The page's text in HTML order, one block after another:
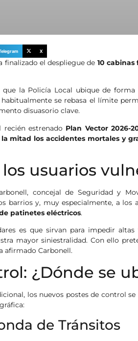
X
finalizado el despliegue de 10
la Policía Local ubique de
se rebasa el límite
disuasorio clave.
estrenado Plan Vector 2026-
mitad los accidentes mortales y
usuarios
concejal de Seguridad y
barrios y, muy especialmente, a los
patinetes eléctricos.
es que sirvan para impedir
mayor siniestralidad. Con ello
afirmado Carbonell.
¿Dónde se
los nuevos postes de control
de Tránsitos